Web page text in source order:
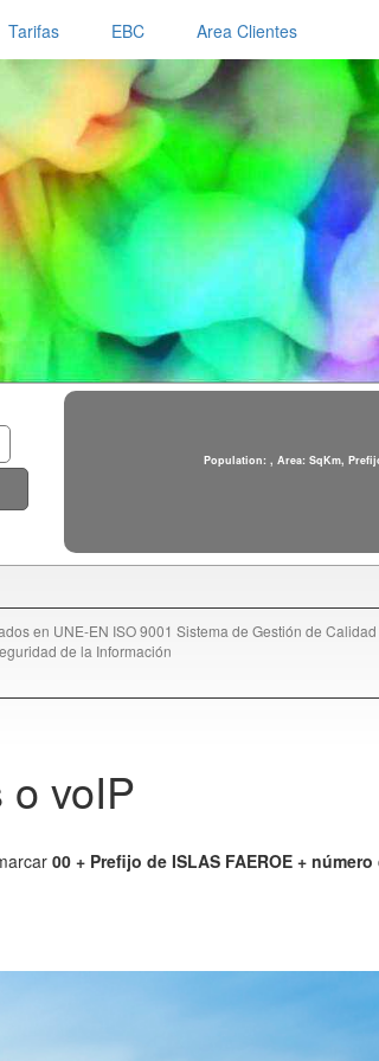
Tarifas EBC Area Clientes
Population: , Area: SqKm,
en UNE-EN ISO 9001 Sistema de Gestión de
de la Información
o voIP
00 + Prefijo de ISLAS FAEROE + número